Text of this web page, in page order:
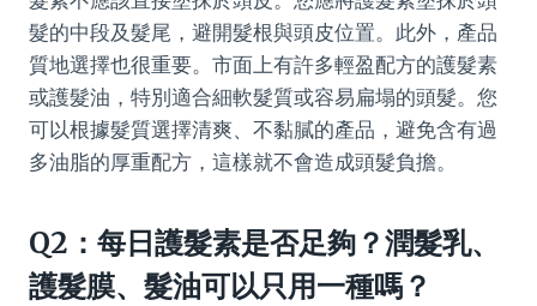
髮的中段及髮尾，避開髮根與頭皮位置。此外，產品
質地選擇也很重要。市面上有許多輕盈配方的護髮素
或護髮油，特別適合細軟髮質或容易扁塌的頭髮。您
可以根據髮質選擇清爽、不黏膩的產品，避免含有過
多油脂的厚重配方，這樣就不會造成頭髮負擔。
Q2：每日護髮素是否足夠？潤髮乳、
護髮膜、髮油可以只用一種嗎？